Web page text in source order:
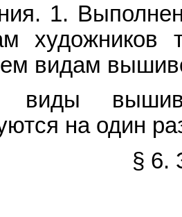
1.
художников
видам
на один
§ 6.